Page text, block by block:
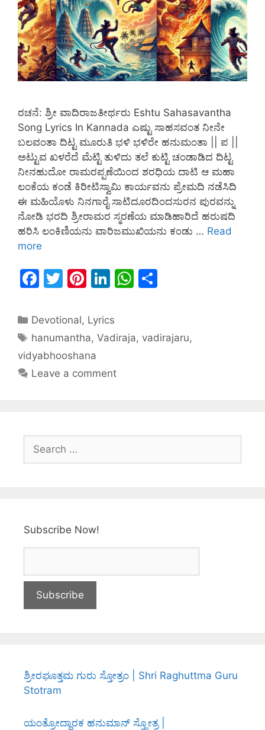
ರಚನೆ: ಶ್ರೀ ವಾದಿರಾಜತೀರ್ಥರು Eshtu Sahasavantha
Song Lyrics In Kannada ಎಷ್ಟು ಸಾಹಸವಂತ ನೀನೇ
ಬಲವಂತಾ ದಿಟ್ಟ ಮೂರುತಿ ಭಳಿ ಭಳಿರೇ ಹನುಮಂತಾ || ಪ ||
ಅಟ್ಟುವ ಖಳರೆದೆ ಮೆಟ್ಟಿ ತುಳಿದು ತಲೆ ಕುಟ್ಟಿ ಚಂಡಾಡಿದ ದಿಟ್ಟ
ನೀನಹುದೋ ರಾಮರಪ್ಪಣೆಯಿಂದ ಶರಧಿಯ ದಾಟಿ ಆ ಮಹಾ
ಲಂಕೆಯ ಕಂಡೆ ಕಿರೀಟಿಸ್ವಾಮಿ ಕಾರ್ಯವನು ಪ್ರೇಮದಿ ನಡೆಸಿದಿ
ಈ ಮಹಿಯೊಳು ನಿನಗಾರೈ ಸಾಟಿದೂರದಿಂದಸುರನ ಪುರವನ್ನು
ನೋಡಿ ಭರದಿ ಶ್ರೀರಾಮರ ಸ್ಮರಣೆಯ ಮಾಡಿಹಾರಿದೆ ಹರುಷದಿ
ಹರಿಸಿ ಲಂಕಿಣಿಯನು ವಾರಿಜಮುಖಿಯನು ಕಂಡು … Read
more
F
c
e
b
o
T
itt
er
Pi
er
e
st
Li
k
e
n
W
s e
Devotional, Lyrics
hanumantha,Vadiraja, vadirajaru,
vidyabhooshana
Leave a comment
Subscribe Now!
ಶ್ರೀರಘೂತ್ತಮ ಗುರು ಸ್ತೋತ್ರಂ | Shri Raghuttma Guru
Stotram
ಯಂತ್ರೋದ್ಧಾರಕ ಹನುಮಾನ್ ಸ್ತ್ರೋತ್ರ |